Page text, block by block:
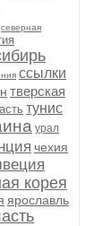
северная
ссылки
тверская
тунис
урал
чехия
корея
ярославль